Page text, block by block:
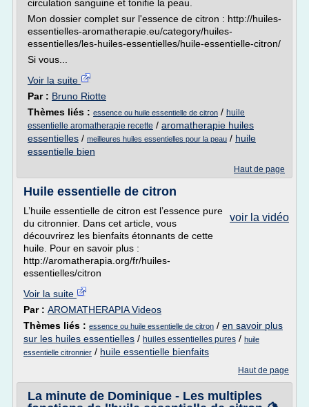
circulation sanguine et tonifie la peau.
Mon dossier complet sur l'essence de citron : http://huiles-
essentielles-aromatherapie.eu/category/huiles-
essentielles/les-huiles-essentielles/huile-essentielle-citron/
Si vous...
Voir la suite
Par : Bruno Riotte
Thèmes liés : essence ou huile essentielle de citron / huile
essentielle aromatherapie recette / aromatherapie huiles
essentielles / meilleures huiles essentielles pour la peau / huile
essentielle bien
Haut de page
Huile essentielle de citron
voir la vidéo
L’huile essentielle de citron est l’essence pure
du citronnier. Dans cet article, vous
découvrirez les bienfaits étonnants de cette
huile. Pour en savoir plus :
http://aromatherapia.org/fr/huiles-
essentielles/citron
Voir la suite
Par : AROMATHERAPIA Videos
Thèmes liés : essence ou huile essentielle de citron / en savoir plus
sur les huiles essentielles / huiles essentielles pures / huile
essentielle citronnier / huile essentielle bienfaits
Haut de page
La minute de Dominique - Les multiples